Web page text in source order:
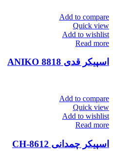
Add to compare
Quick view
Add to wishlist
Read more
اسپیکر قدی ANIKO 8818
Add to compare
Quick view
Add to wishlist
Read more
اسپیکر چمدانی CH-8612